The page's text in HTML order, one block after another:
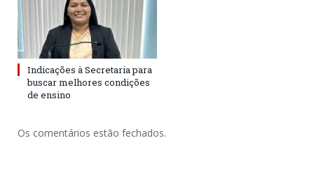
Indicações à Secretaria para
buscar melhores condições
de ensino
Os comentários estão fechados.